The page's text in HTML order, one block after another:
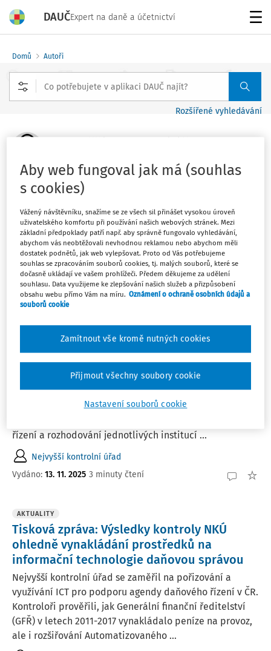
DAUČExpert na daně a účetnictví
Domů Autoři
Rozšířené vyhledávání
Sledovat autora
Filtr
Počet vyhledaných dokumentů:2
Řadit podle:
Nejnovější
Nejstarší
AKTUALITY
Účetnictví státu umí víc, než kolik stát
využívá
Účetnictví státu v ČR má potenciál sloužit lépe, než jak
je tomu dnes. Zatímco pro makroekonomické a
statistické účely slouží dobře, poskytuje spolehlivé
řízení a rozhodování jednotlivých institucí ...
Nejvyšší kontrolní úřad
Vydáno: 13. 11. 2025 3 minuty čtení
AKTUALITY
Tisková zpráva: Výsledky kontroly NKÚ
ohledně vynakládání prostředků na
informační technologie daňovou správou
Nejvyšší kontrolní úřad se zaměřil na pořizování a
využívání ICT pro podporu agendy daňového řízení v ČR.
Kontroloři prověřili, jak Generální finanční ředitelství
(GFŘ) v letech 2011-2017 vynakládalo peníze na provoz,
ale i rozšiřování Automatizovaného ...
Aby web fungoval jak má (souhlas
s cookies)
Vážený návštěvníku, snažíme se ze všech sil přinášet vysokou úroveň
uživatelského komfortu při používání našich webových stránek. Mezi
základní předpoklady patří např. aby správně fungovalo vyhledávání,
abychom vás neobtěžovali nevhodnou reklamou nebo abychom měli
dostatek podnětů, jak web vylepšovat. Proto od Vás potřebujeme
souhlas se zpracováním souborů cookies, tj. malých souborů, které se
dočasně ukládají ve vašem prohlížeči. Předem děkujeme za udělení
souhlasu. Data využijeme ke zlepšování našich služeb a přizpůsobení
obsahu webu přímo Vám na míru. Oznámení o ochraně osobních údajů a
souborů cookie
Nastavení souborů cookie
Zamítnout vše kromě nutných cookies
Přijmout všechny soubory cookie